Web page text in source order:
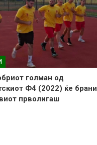
голман од
Ф4 (2022) ќе брани
прволигаш